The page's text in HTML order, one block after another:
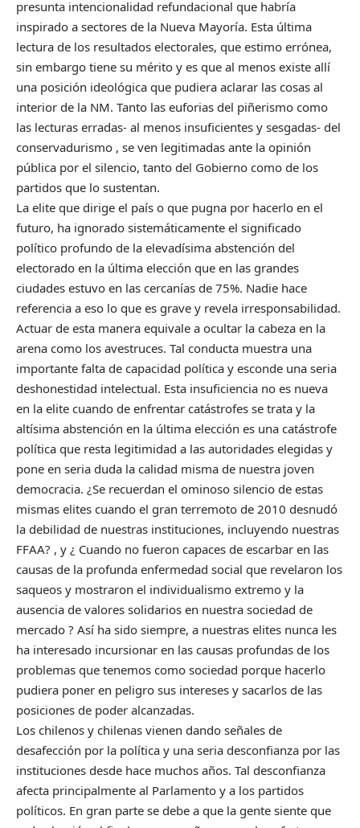
presunta intencionalidad refundacional que habría
inspirado a sectores de la Nueva Mayoría. Esta última
lectura de los resultados electorales, que estimo errónea,
sin embargo tiene su mérito y es que al menos existe allí
una posición ideológica que pudiera aclarar las cosas al
interior de la NM. Tanto las euforias del piñerismo como
las lecturas erradas- al menos insuficientes y sesgadas- del
conservadurismo , se ven legitimadas ante la opinión
pública por el silencio, tanto del Gobierno como de los
partidos que lo sustentan.
La elite que dirige el país o que pugna por hacerlo en el
futuro, ha ignorado sistemáticamente el significado
político profundo de la elevadísima abstención del
electorado en la última elección que en las grandes
ciudades estuvo en las cercanías de 75%. Nadie hace
referencia a eso lo que es grave y revela irresponsabilidad.
Actuar de esta manera equivale a ocultar la cabeza en la
arena como los avestruces. Tal conducta muestra una
importante falta de capacidad política y esconde una seria
deshonestidad intelectual. Esta insuficiencia no es nueva
en la elite cuando de enfrentar catástrofes se trata y la
altísima abstención en la última elección es una catástrofe
política que resta legitimidad a las autoridades elegidas y
pone en seria duda la calidad misma de nuestra joven
democracia. ¿Se recuerdan el ominoso silencio de estas
mismas elites cuando el gran terremoto de 2010 desnudó
la debilidad de nuestras instituciones, incluyendo nuestras
FFAA? , y ¿ Cuando no fueron capaces de escarbar en las
causas de la profunda enfermedad social que revelaron los
saqueos y mostraron el individualismo extremo y la
ausencia de valores solidarios en nuestra sociedad de
mercado ? Así ha sido siempre, a nuestras elites nunca les
ha interesado incursionar en las causas profundas de los
problemas que tenemos como sociedad porque hacerlo
pudiera poner en peligro sus intereses y sacarlos de las
posiciones de poder alcanzadas.
Los chilenos y chilenas vienen dando señales de
desafección por la política y una seria desconfianza por las
instituciones desde hace muchos años. Tal desconfianza
afecta principalmente al Parlamento y a los partidos
políticos. En gran parte se debe a que la gente siente que